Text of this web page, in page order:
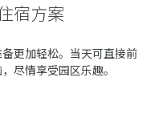
宿方案
更加轻松。当天可直接前
尽情享受园区乐趣。